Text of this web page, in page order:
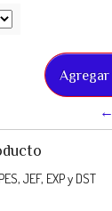
PES, JEF, EXP y DST